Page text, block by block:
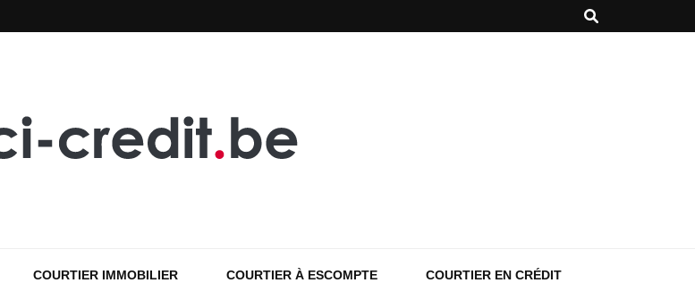
COURTIER IMMOBILIER COURTIER À ESCOMPTE COURTIER EN CRÉDIT